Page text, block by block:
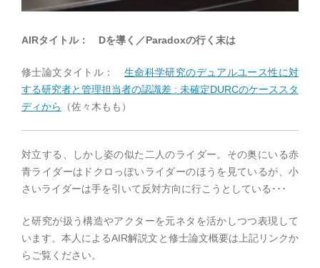
AIRタイトル： Dを導く／Paradoxの行く末は
修士論文タイトル： 生命科学研究のデュアルユース性に対
する研究者と管理担当者の認識差 : 未確定DURCのケーススタ
ディから
（佐々木もも）
対立する、しかし姿の似た二人のライダー。その奥にいる赤
青ライダーはドクロっぽいライダーのほうを見ているが、小
さいライダーは手を引いて反対方向に行こうとしている･･･
と研究が扱う構造やアクターを元ネタを活かしつつ表現して
います。本人によるAIR解説文と修士論文概要は上記リンクか
らご覧ください。